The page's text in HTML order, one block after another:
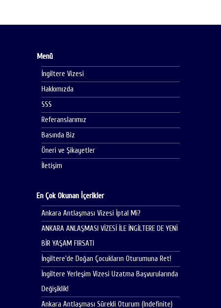
Menü
İngiltere Vizesi
Hakkımızda
SSS
Referanslarımız
Basında Biz
Öneri ve Şikayetler
İletişim
En Çok Okunan İçerikler
Ankara Antlaşması Vizesi İptal Mi?
ANKARA ANLAŞMASI VİZESİ İLE İNGİLTERE DE YENİ
BİR YAŞAM FIRSATI
İngiltere’de Doğan Çocukların Oturumuna Ret!
İngiltere Yerleşim Vizesi Uzatma Başvurularında
Değişiklik!
Ankara Antlaşması Sürekli Oturum (Indefinite)